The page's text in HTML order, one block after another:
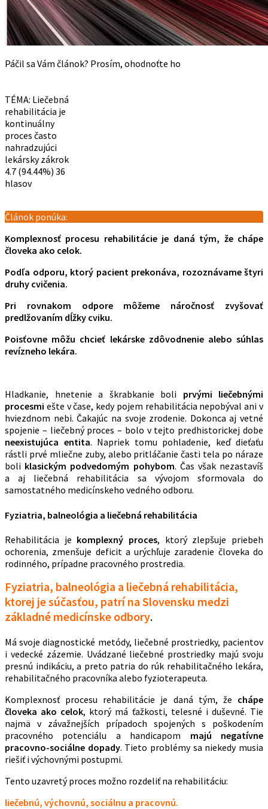
Páčil sa Vám článok? Prosím, ohodnoťte ho
TÉMA: Liečebná
rehabilitácia je
kontinuálny
proces často
nahradzujúci
lekársky zákrok
4.7 (94.44%) 36
hlasov
Článok ponúka:
Komplexnosť procesu rehabilitácie je daná tým, že chápe
človeka ako celok.
Podľa odporu, ktorý pacient prekonáva, rozoznávame štyri
druhy cvičenia.
Pri rovnakom odpore môžeme náročnosť zvyšovať
predlžovaním dĺžky cviku.
Poisťovne môžu chcieť lekárske zdôvodnenie alebo súhlas
revízneho lekára.
Hladkanie, hnetenie a škrabkanie boli prvými liečebnými
procesmi ešte v čase, kedy pojem rehabilitácia nepobýval ani v
hviezdnom nebi. Čakajúc na svoje zrodenie. Dokonca aj vetné
spojenie – liečebný proces – bolo v tejto predhistorickej dobe
neexistujúca entita. Napriek tomu pohladenie, keď dieťaťu
rástli prvé mliečne zuby, alebo pritláčanie časti tela po náraze
boli klasickým podvedomým pohybom. Čas však nezastavíš
a aj liečebná rehabilitácia sa vývojom sformovala do
samostatného medicínskeho vedného odboru.
Fyziatria, balneológia a liečebná rehabilitácia
Rehabilitácia je komplexný proces, ktorý zlepšuje priebeh
ochorenia, zmenšuje deficit a urýchľuje zaradenie človeka do
rodinného, prípadne pracovného prostredia.
Fyziatria, balneológia a liečebná rehabilitácia,
ktorej je súčasťou, patrí na Slovensku medzi
základné medicínske odbory.
Má svoje diagnostické metódy, liečebné prostriedky, pacientov
i vedecké zázemie. Uvádzané liečebné prostriedky majú svoju
presnú indikáciu, a preto patria do rúk rehabilitačného lekára,
rehabilitačného pracovníka alebo fyzioterapeuta.
Komplexnosť procesu rehabilitácie je daná tým, že chápe
človeka ako celok, ktorý má ťažkosti, telesné i duševné. Tie
najmä v závažnejších prípadoch spojených s poškodením
pracovného potenciálu a handicapom majú negatívne
pracovno-sociálne dopady. Tieto problémy sa niekedy musia
riešiť i výchovnými postupmi.
Tento uzavretý proces možno rozdeliť na rehabilitáciu:
liečebnú, výchovnú, sociálnu a pracovnú.